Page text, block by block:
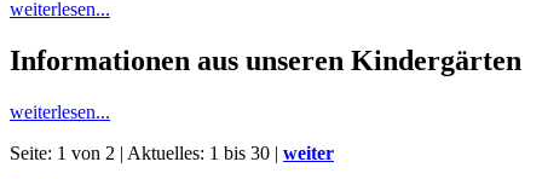
weiterlesen...
Informationen aus unseren Kindergärten
weiterlesen...
Seite: 1 von 2 | Aktuelles: 1 bis 30 | weiter